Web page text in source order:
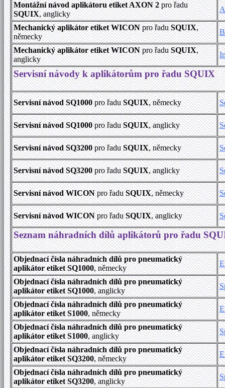
Montážní návod aplikátoru etiket AXON 2pro řadu
SQUIX, anglicky
Mechanický aplikátor etiket WICONpro řaduSQUIX,
německy
Mechanický aplikátor etiket WICONpro řaduSQUIX,
anglicky
Servisní návody k aplikátorům pro řadu SQUIX
Servisní návod SQ1000pro řaduSQUIX, německy
Servisní návod SQ1000pro řaduSQUIX, anglicky
Servisní návod SQ3200pro řaduSQUIX, německy
Servisní návod SQ3200pro řaduSQUIX, anglicky
Servisní návod WICONpro řaduSQUIX, německy
Servisní návod WICONpro řaduSQUIX, anglicky
Seznam náhradních dílů aplikátorů pro řadu
Objednací čísla náhradních dílů pro pneumatický
aplikátor etiket SQ1000, německy
Objednací čísla náhradních dílů pro pneumatický
aplikátor etiket SQ1000, anglicky
Objednací čísla náhradních dílů pro pneumatický
aplikátor etiket S1000, německy
Objednací čísla náhradních dílů pro pneumatický
aplikátor etiket S1000, anglicky
Objednací čísla náhradních dílů pro pneumatický
aplikátor etiket SQ3200, německy
Objednací čísla náhradních dílů pro pneumatický
aplikátor etiket SQ3200, anglicky